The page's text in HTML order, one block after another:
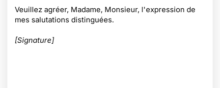
Veuillez agréer, Madame, Monsieur, l'expression de
mes salutations distinguées.
[Signature]